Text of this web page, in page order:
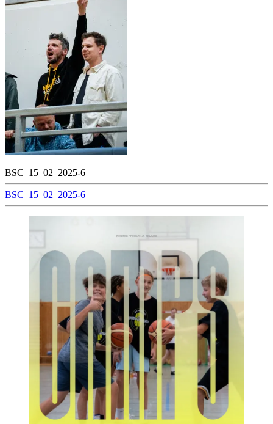
BSC_15_02_2025-6
Beitragsnavigation
BSC_15_02_2025-6